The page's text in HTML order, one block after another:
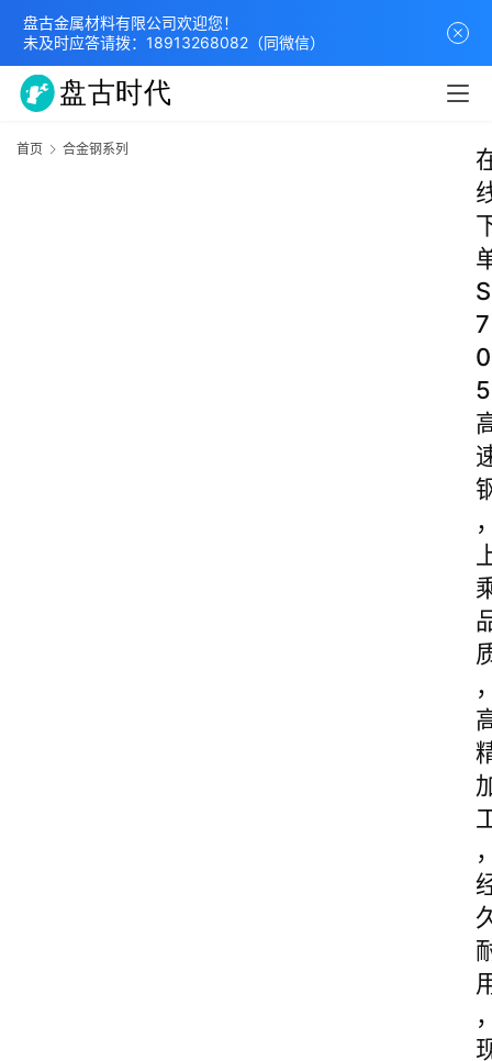
盘古金属材料有限公司欢迎您！
未及时应答请拨： 18913268082 （同微信）
首页 合金钢系列
S
7
0
5